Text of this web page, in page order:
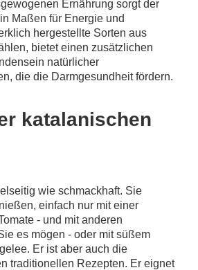
Ernährung sorgt der
Maßen für Energie und
hergestellte Sorten aus
bietet einen zusätzlichen
natürlicher
die die Darmgesundheit fördern.
katalanischen
wie schmackhaft. Sie
einfach nur mit einer
- und mit anderen
es mögen - oder mit süßem
Er ist aber auch die
traditionellen Rezepten. Er eignet